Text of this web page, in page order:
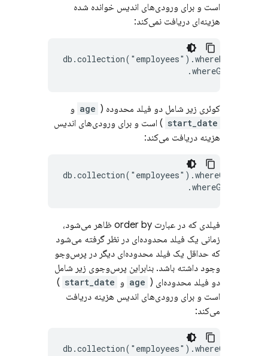
است و برای ورودی‌های اندیس خوانده شده
هزینه‌ای دریافت نمی‌کند:
کوئری زیر شامل دو فیلد محدوده ( age و
start_date ) است و برای ورودی‌های اندیس
هزینه دریافت می‌کند:
فیلدی که در عبارت order by ظاهر می‌شود،
زمانی یک فیلد محدوده‌ای در نظر گرفته می‌شود
که حداقل یک فیلد محدوده‌ای دیگر در پرس‌وجو
وجود داشته باشد. بنابراین پرس‌وجوی زیر شامل
دو فیلد محدوده‌ای ( age و start_date
)
است و برای ورودی‌های اندیس هزینه دریافت
می‌کند: